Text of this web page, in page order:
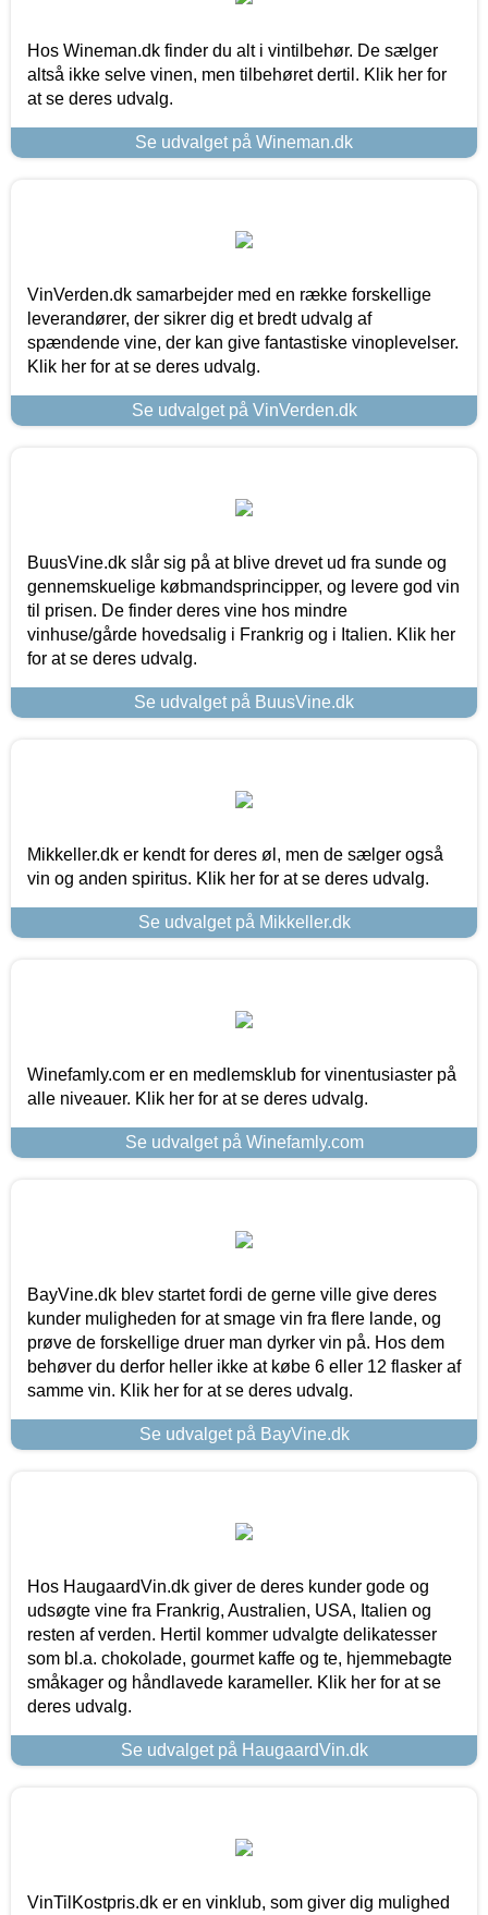
Hos Wineman.dk finder du alt i vintilbehør. De sælger
altså ikke selve vinen, men tilbehøret dertil. Klik her for
at se deres udvalg.
Se udvalget på Wineman.dk
VinVerden.dk samarbejder med en række forskellige
leverandører, der sikrer dig et bredt udvalg af
spændende vine, der kan give fantastiske vinoplevelser.
Klik her for at se deres udvalg.
Se udvalget på VinVerden.dk
BuusVine.dk slår sig på at blive drevet ud fra sunde og
gennemskuelige købmandsprincipper, og levere god vin
til prisen. De finder deres vine hos mindre
vinhuse/gårde hovedsalig i Frankrig og i Italien. Klik her
for at se deres udvalg.
Se udvalget på BuusVine.dk
Mikkeller.dk er kendt for deres øl, men de sælger også
vin og anden spiritus. Klik her for at se deres udvalg.
Se udvalget på Mikkeller.dk
Winefamly.com er en medlemsklub for vinentusiaster på
alle niveauer. Klik her for at se deres udvalg.
Se udvalget på Winefamly.com
BayVine.dk blev startet fordi de gerne ville give deres
kunder muligheden for at smage vin fra flere lande, og
prøve de forskellige druer man dyrker vin på. Hos dem
behøver du derfor heller ikke at købe 6 eller 12 flasker af
samme vin. Klik her for at se deres udvalg.
Se udvalget på BayVine.dk
Hos HaugaardVin.dk giver de deres kunder gode og
udsøgte vine fra Frankrig, Australien, USA, Italien og
resten af verden. Hertil kommer udvalgte delikatesser
som bl.a. chokolade, gourmet kaffe og te, hjemmebagte
småkager og håndlavede karameller. Klik her for at se
deres udvalg.
Se udvalget på HaugaardVin.dk
VinTilKostpris.dk er en vinklub, som giver dig mulighed